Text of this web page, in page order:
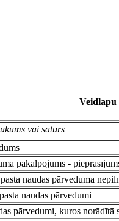
Veidlapu
vai saturs
pakalpojums -
naudas pārveduma
naudas pārvedumi
pārvedumi, kuros norādītā